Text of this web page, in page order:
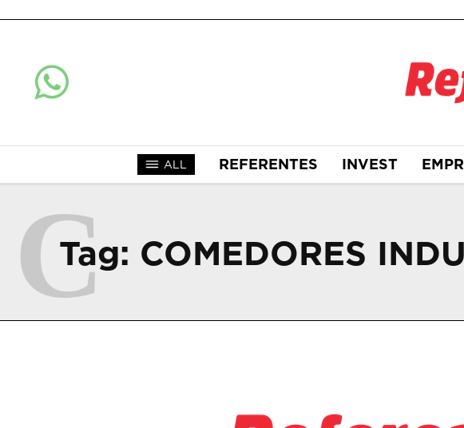
ALL REFERENTES INVEST
Tag: COMEDORES
C